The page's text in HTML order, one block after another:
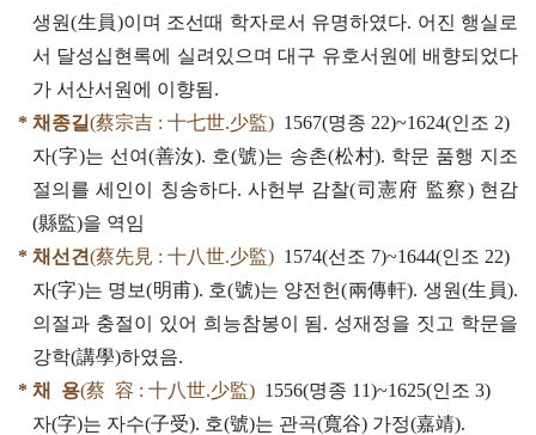
생원(生員)이며 조선때 학자로서 유명하였다. 어진 행실로
서 달성십현록에 실려있으며 대구 유호서원에 배향되었다
가 서산서원에 이향됨.
* 채종길(蔡宗吉 : 十七世.少監) 1567(명종 22)~1624(인조 2)
자(字)는 선여(善汝). 호(號)는 송촌(松村). 학문 품행 지조
절의를 세인이 칭송하다. 사헌부 감찰(司憲府 監察) 현감
(縣監)을 역임
* 채선견(蔡先見 : 十八世.少監) 1574(선조 7)~1644(인조 22)
자(字)는 명보(明甫). 호(號)는 양전헌(兩傳軒). 생원(生員).
의절과 충절이 있어 희능참봉이 됨. 성재정을 짓고 학문을
강학(講學)하였음.
* 채 용(蔡 容 : 十八世.少監) 1556(명종 11)~1625(인조 3)
자(字)는 자수(子受). 호(號)는 관곡(寬谷) 가정(嘉靖).